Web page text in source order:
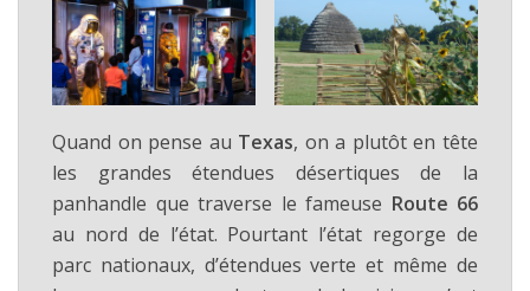
Quand on pense au Texas, on a plutôt en tête
les grandes étendues désertiques de la
panhandle que traverse le fameuse Route 66
au nord de l’état. Pourtant l’état regorge de
parc nationaux, d’étendues verte et même de